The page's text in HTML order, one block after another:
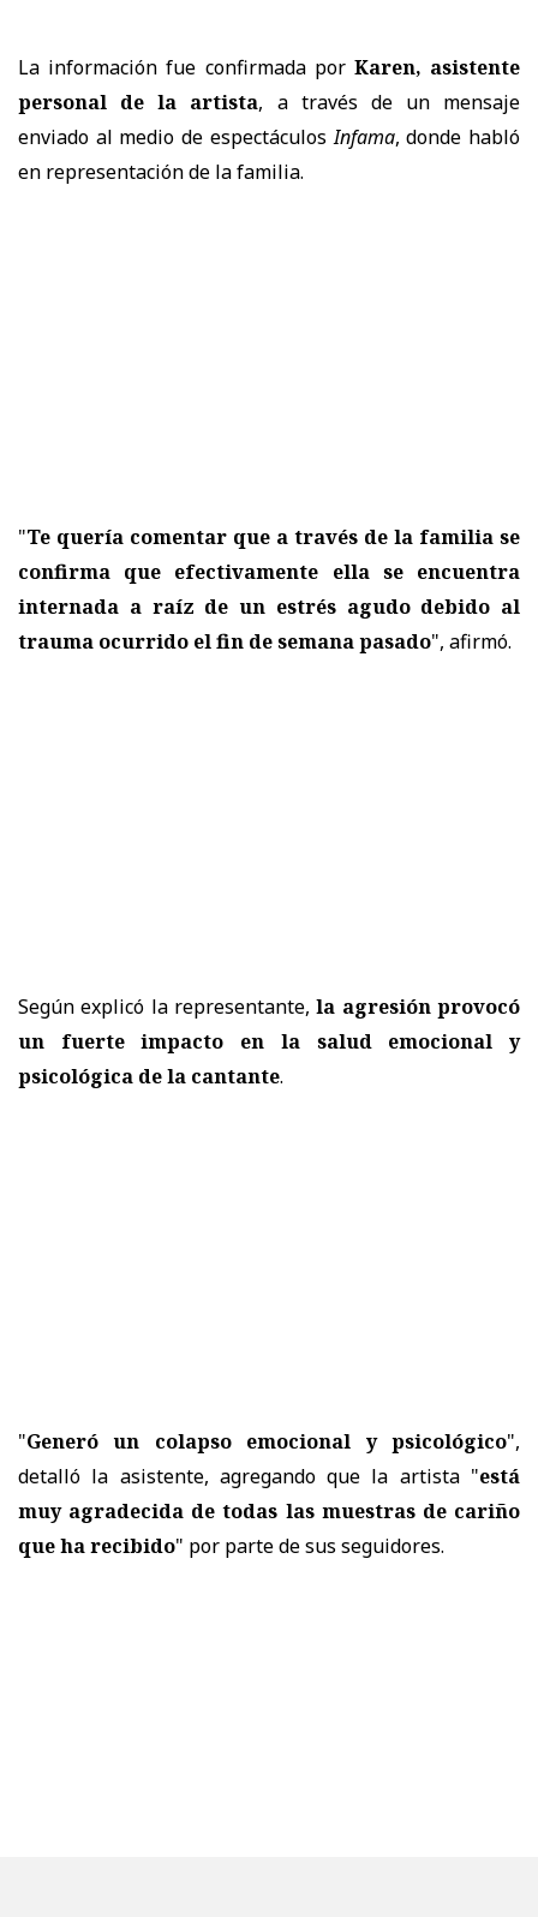
La información fue confirmada por Karen, asistente
personal de la artista, a través de un mensaje
enviado al medio de espectáculosInfama, donde habló
en representación de la familia.
"Te quería comentar que a través de la familia se
confirma que efectivamente ella se encuentra
internada a raíz de un estrés agudo debido al
trauma ocurrido el fin de semana pasado", afirmó.
Según explicó la representante,la agresión provocó
un fuerte impacto en la salud emocional y
psicológica de la cantante.
"Generó un colapso emocional y psicológico",
detalló la asistente, agregando que la artista "está
muy agradecida de todas las muestras de cariño
que ha recibido" por parte de sus seguidores.